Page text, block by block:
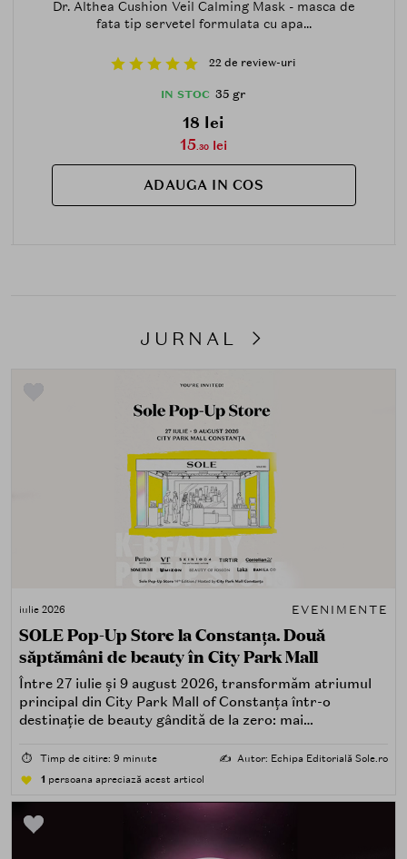
Dr. Althea Cushion Veil Calming Mask - masca de
fata tip servetel formulata cu apa...
22 de review-uri
IN STOC 35 gr
18 lei
15.30 lei
ADAUGA IN COS
JURNAL
iulie 2026 EVENIMENTE
SOLE Pop-Up Store la Constanța. Două
săptămâni de beauty în City Park Mall
Între 27 iulie și 9 august 2026, transformăm atriumul
principal din City Park Mall of Constanța într-o
destinație de beauty gândită de la zero: mai
care îți place, de fapt, să descoperi produse — testând,
atingând, comparând, întrebând.
⏱️ Timp de citire: 9 minute ✍️ Autor: Echipa Editorială Sole.ro
1 persoana apreciază acest articol